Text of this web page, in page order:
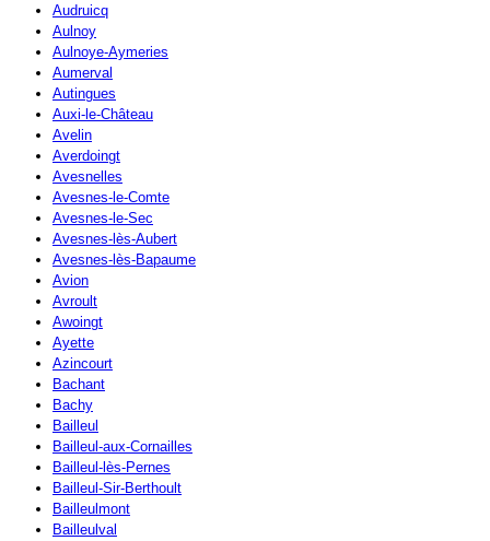
Audruicq
Aulnoy
Aulnoye-Aymeries
Aumerval
Autingues
Auxi-le-Château
Avelin
Averdoingt
Avesnelles
Avesnes-le-Comte
Avesnes-le-Sec
Avesnes-lès-Aubert
Avesnes-lès-Bapaume
Avion
Avroult
Awoingt
Ayette
Azincourt
Bachant
Bachy
Bailleul
Bailleul-aux-Cornailles
Bailleul-lès-Pernes
Bailleul-Sir-Berthoult
Bailleulmont
Bailleulval